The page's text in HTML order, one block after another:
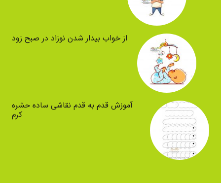
از خواب بیدار شدن نوزاد در صبح زود
آموزش قدم به قدم نقاشی ساده حشره
کرم